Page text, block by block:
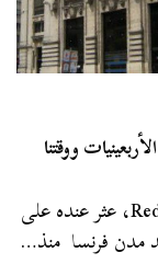
ووقتنا
MisterBrickImgur أحد مستخدمي موقع Reddit، عثر عنده على
مدن فرنسا منذ…